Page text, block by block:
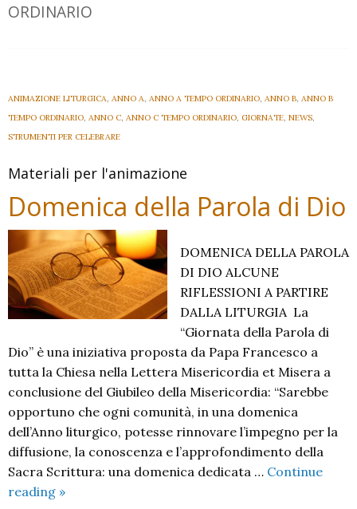
ORDINARIO
ANIMAZIONE LITURGICA, ANNO A, ANNO A TEMPO ORDINARIO, ANNO B, ANNO B
TEMPO ORDINARIO, ANNO C, ANNO C TEMPO ORDINARIO, GIORNATE, NEWS,
STRUMENTI PER CELEBRARE
Materiali per l'animazione
Domenica della Parola di Dio
DOMENICA DELLA PAROLA
DI DIO ALCUNE
RIFLESSIONI A PARTIRE
DALLA LITURGIA La
“Giornata della Parola di
Dio” è una iniziativa proposta da Papa Francesco a
tutta la Chiesa nella Lettera Misericordia et Misera a
conclusione del Giubileo della Misericordia: “Sarebbe
opportuno che ogni comunità, in una domenica
dell’Anno liturgico, potesse rinnovare l’impegno per la
diffusione, la conoscenza e l’approfondimento della
Sacra Scrittura: una domenica dedicata … Continue
reading Domenica
»